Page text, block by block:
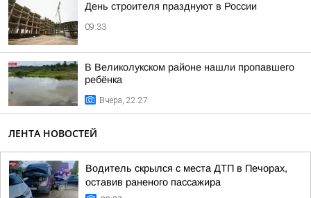
День строителя празднуют в России
09:33
В Великолукском районе нашли пропавшего
ребёнка
Вчера, 22:27
ЛЕНТА НОВОСТЕЙ
Водитель скрылся с места ДТП в Печорах,
оставив раненого пассажира